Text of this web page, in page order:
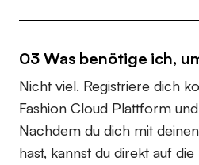
03 Was benötige ich,
Nicht viel. Registriere dich
Fashion Cloud Plattform
Nachdem du dich mit
hast, kannst du direkt auf